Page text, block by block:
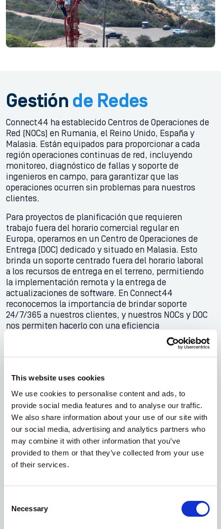
This website uses cookies
We use cookies to personalise content and ads, to
provide social media features and to analyse our traffic.
We also share information about your use of our site with
our social media, advertising and analytics partners who
may combine it with other information that you’ve
provided to them or that they’ve collected from your use
of their services.
Selection
Necessary
Gestión de Redes
Connect44 ha establecido Centros de Operaciones de
Red (NOCs) en Rumania, el Reino Unido, España y
Malasia. Están equipados para proporcionar a cada
región operaciones continuas de red, incluyendo
monitoreo, diagnóstico de fallas y soporte de
ingenieros en campo, para garantizar que las
operaciones ocurren sin problemas para nuestros
clientes.
Para proyectos de planificación que requieren
trabajo fuera del horario comercial regular en
Europa, operamos en un Centro de Operaciones de
Entrega (DOC) dedicado y situado en Malasia. Esto
brinda un soporte centrado fuera del horario laboral
a los recursos de entrega en el terreno, permitiendo
la implementación remota y la entrega de
actualizaciones de software. En Connect44
reconocemos la importancia de brindar soporte
24/7/365 a nuestros clientes, y nuestros NOCs y DOC
nos permiten hacerlo con una eficiencia
Contáctenos hoy mismo para obtener más
operaciones de red y soporte de entrega.
Contáctenos Ver Servicios